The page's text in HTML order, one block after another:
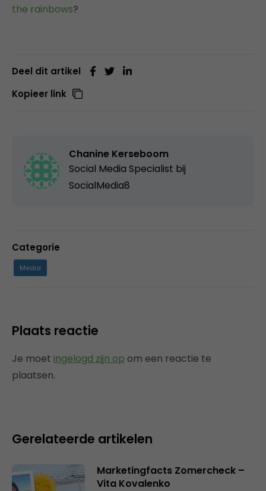
the rainbows?
Deel dit artikel
Kopieer link
Chanine Kerseboom
Social Media Specialist bij
SocialMedia8
Categorie
Media
Plaats reactie
Je moet ingelogd zijn op om een reactie te
plaatsen.
Gerelateerde artikelen
Marketingfacts Zomercheck –
Vita Kovalenko